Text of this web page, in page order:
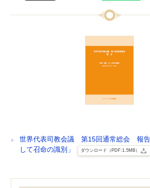
世界代表司教会議 第15回通常総会 報告
して召命の識別」
ダウンロード（PDF:1.5MB）